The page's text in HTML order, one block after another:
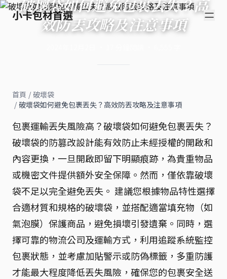
小卡包材首選
破壞袋如何避免包裹丟失？高
效防丟攻略及注意事項
首頁 / 破壞袋
/ 破壞袋如何避免包裹丟失？高效防丟攻略及注意事項
包裹運輸丟失風險高？破壞袋如何避免包裹丟失？
破壞袋的防篡改設計能有效防止未經授權的開啟和
內容更換，一旦開啟即留下明顯痕跡，為貴重物品
或機密文件提供額外安全保障。然而，僅依靠破壞
袋不足以完全避免丟失。 建議您根據物品特性選擇
合適材質和規格的破壞袋，並搭配適當填充物（如
氣泡膜）保護商品，避免損壞引發遺棄。同時，選
擇可靠的物流公司及運輸方式，利用追蹤系統監控
包裹狀態，並考慮加貼警示或防偽標籤，多重防護
才能最大程度降低丟失風險，確保您的包裹安全送